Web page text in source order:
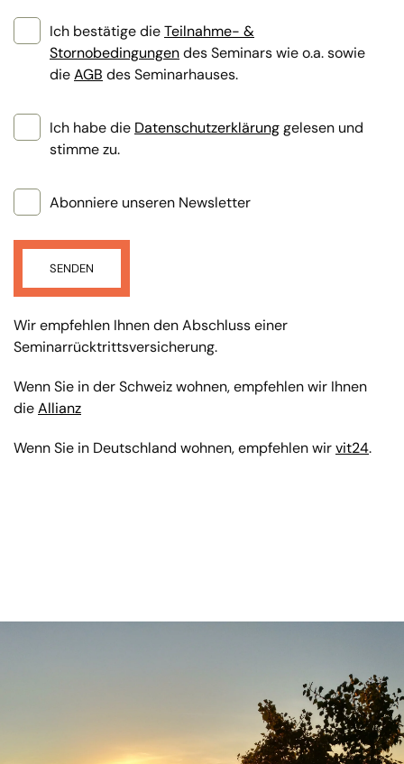
Ich bestätige dieTeilnahme- &
Stornobedingungendes Seminars wie o.a. sowie
dieAGB des Seminarhauses.
Ich habe die Datenschutzerklärunggelesen und
stimme zu.
Abonniere unseren Newsletter
SENDEN
Wir empfehlen Ihnen den Abschluss einer
Seminarrücktrittsversicherung.
Wenn Sie in der Schweiz wohnen, empfehlen wir Ihnen
dieAllianz
Wenn Sie in Deutschland wohnen, empfehlen wirvit24.